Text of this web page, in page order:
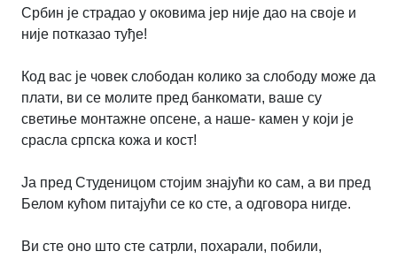
Србин је страдао у оковима јер није дао на своје и
није потказао туђе!
Код вас је човек слободан колико за слободу може да
плати, ви се молите пред банкомати, ваше су
светиње монтажне опсене, а наше- камен у који је
срасла српска кожа и кост!
Ја пред Студеницом стојим знајући ко сам, а ви пред
Белом кућом питајући се ко сте, а одговора нигде.
Ви сте оно што сте сатрли, похарали, побили,